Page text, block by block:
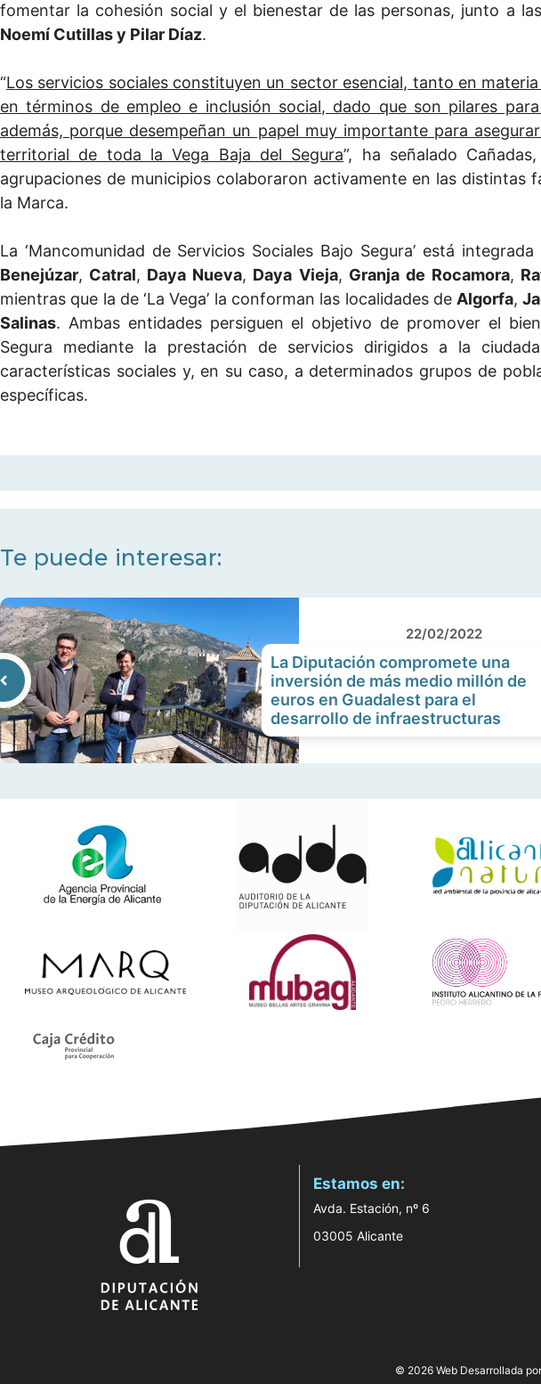
fomentar la cohesión social y el bienestar de las personas, junto a
Noemí Cutillas y Pilar Díaz.
“Los servicios sociales constituyen un sector esencial, tanto en
en términos de empleo e inclusión social, dado que son pilares
además, porque desempeñan un papel muy importante para
territorial de toda la Vega Baja del Segura”, ha señalado
agrupaciones de municipios colaboraron activamente en las distintas
la Marca.
La ‘Mancomunidad de Servicios Sociales Bajo Segura’ está
Benejúzar, Catral, Daya Nueva, Daya Vieja, Granja de Rocamora,
mientras que la de ‘La Vega’ la conforman las localidades deAlgorfa,
Salinas. Ambas entidades persiguen el objetivo de promover el
Segura mediante la prestación de servicios dirigidos a la
características sociales y, en su caso, a determinados grupos de
específicas.
Te puede interesar:
22/02/2022
La Diputación compromete una
inversión de más medio millón de
euros en Guadalest para el
desarrollo de infraestructuras
Estamos en:
Avda. Estación, nº 6
03005 Alicante
© 2026 Web Desarrollada